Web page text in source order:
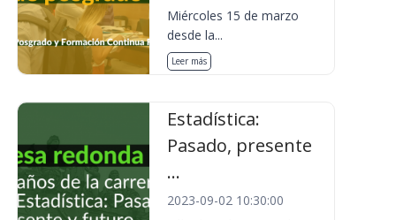
Miércoles 15 de marzo
desde la...
Leer más
Estadística:
Pasado, presente
...
2023-09-02 10:30:00